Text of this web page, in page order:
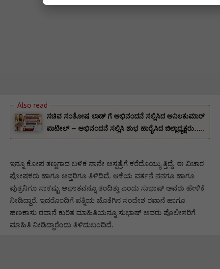
ಸಚಿವ ಸಂತೋಷ ಲಾಡ್ ಗೆ ಅಭಿನಂದನೆ ಸಲ್ಲಿಸಿದ ಅನಿಲಕುಮಾರ್
ಪಾಟೀಲ್ – ಅಭಿನಂದನೆ ಸಲ್ಲಿಸಿ ಶುಭ ಹಾರೈಸಿದ ಜಿಲ್ಲಾಧ್ಯಕ್ಷರು…..
ಇನ್ನೂ ಕೋಪ ತಣ್ಣಗಾದ ಬಳಿಕ ನಾನೇ ಆಸ್ಪತ್ರೆಗೆ ಕರೆದೊಯ್ಯು ತ್ತಿದ್ದೆ. ಈ ವಿಚಾರ
ಪೋಷಕರು ಹಾಗೂ ಆಪ್ತರಿಗೂ ತಿಳಿದಿದೆ. ಆಕೆಯ ವರ್ತನೆ ನನಗೂ ಹಾಗೂ
ಪುತ್ರನಿಗೂ ಸಾಕಷ್ಟು ಆಘಾತವನ್ನೂ ತಂದಿತ್ತು ಎಂದು ಸುಭಾಷ್ ಅವರು ಹೇಳಿಕೆ
ನೀಡಿದ್ದಾರೆ. ಇದರೊಂದಿಗೆ ಪತ್ನಿಯ ಜೊತೆಗಿನ ಸಂದೇಶ ರವಾನೆ ಹಾಗೂ
ಹಣಕಾಸು ರವಾನೆ ಕುರಿತ ಮಾಹಿತಿಯನ್ನೂ ಸುಭಾಷ್ ಅವರು ಪೊಲೀಸರಿಗೆ
ಮಾಹಿತಿ ನೀಡಿದ್ದಾರೆಂದು ತಿಳಿದುಬಂದಿದೆ.